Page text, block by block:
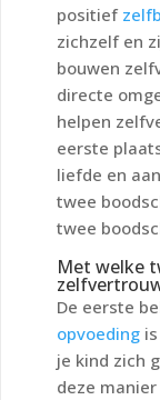
positief
zichzelf en
bouwen
directe
helpen
eerste
liefde en
twee
twee
Met welke
De eerste
opvoeding
je kind zich
deze